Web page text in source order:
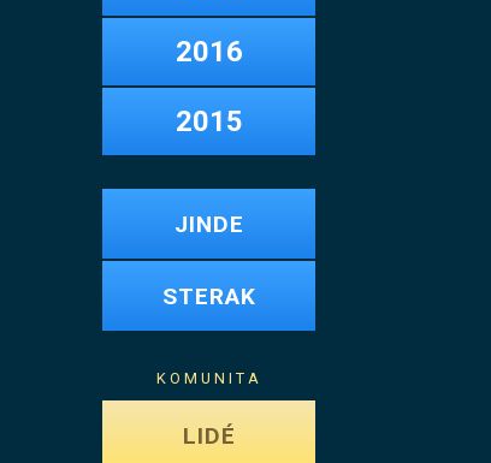
2016
2015
JINDE
STERAK
KOMUNITA
LIDÉ